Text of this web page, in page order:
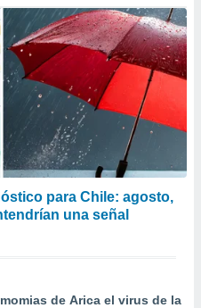
para Chile: agosto,
una señal
de Arica el virus de la